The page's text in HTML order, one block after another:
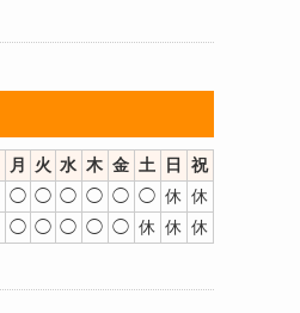
月 火 水 木 金 土 日
祝
◯ ◯ ◯ ◯ ◯ ◯ 休 休
◯ ◯ ◯ ◯ ◯ 休 休 休